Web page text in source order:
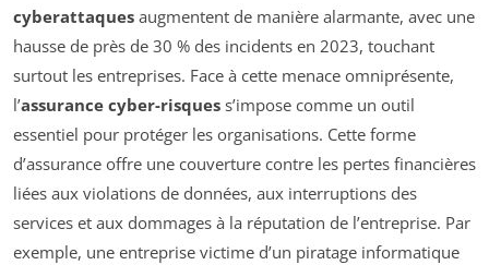
cyberattaques augmentent de manière alarmante, avec une
hausse de près de 30 % des incidents en 2023, touchant
surtout les entreprises. Face à cette menace omniprésente,
l’assurance cyber-risques s’impose comme un outil
essentiel pour protéger les organisations. Cette forme
d’assurance offre une couverture contre les pertes financières
liées aux violations de données, aux interruptions des
services et aux dommages à la réputation de l’entreprise. Par
exemple, une entreprise victime d’un piratage informatique